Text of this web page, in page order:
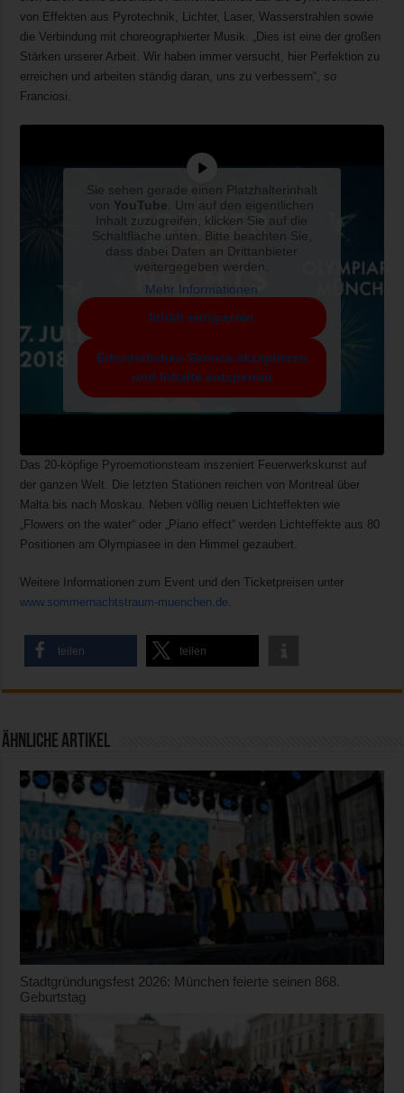
von Effekten aus Pyrotechnik, Lichter, Laser, Wasserstrahlen sowie
die Verbindung mit choreographierter Musik. „Dies ist eine der großen
Stärken unserer Arbeit. Wir haben immer versucht, hier Perfektion zu
erreichen und arbeiten ständig daran, uns zu verbessern“, so
Franciosi.
Sie sehen gerade einen Platzhalterinhalt
von YouTube . Um auf den eigentlichen
Inhalt zuzugreifen, klicken Sie auf die
Schaltfläche unten. Bitte beachten Sie,
dass dabei Daten an Drittanbieter
weitergegeben werden.
Mehr Informationen
Inhalt entsperren
Erforderlichen Service akzeptieren
und Inhalte entsperren
Das 20-köpfige Pyroemotionsteam inszeniert Feuerwerkskunst auf
der ganzen Welt. Die letzten Stationen reichen von Montreal über
Malta bis nach Moskau. Neben völlig neuen Lichteffekten wie
„Flowers on the water“ oder „Piano effect“ werden Lichteffekte aus 80
Positionen am Olympiasee in den Himmel gezaubert.
Weitere Informationen zum Event und den Ticketpreisen unter
www.sommernachtstraum-muenchen.de.
teilen teilen
Ähnliche Artikel
Stadtgründungsfest 2026: München feierte seinen 868.
Geburtstag